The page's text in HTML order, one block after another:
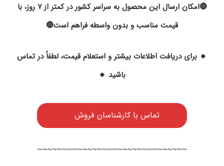
🔴امکان ارسال این محصول به سراسر کشور در کمتر از ۷ روز، با
قیمت مناسب و بدون واسطه فراهم است🔴
🔸 برای دریافت اطلاعات بیشتر و استعلام قیمت، لطفاً در تماس
باشید 🔸
تماس با کارشناسان فروش
~~~~~~~~~~~~~~~~~~~~~~~~~~~~~~